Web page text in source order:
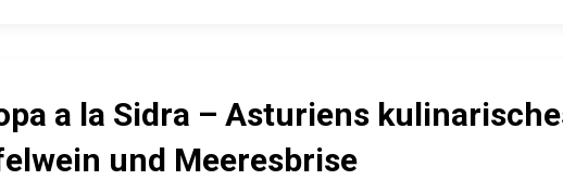
a la Sidra – Asturiens
und Meeresbrise